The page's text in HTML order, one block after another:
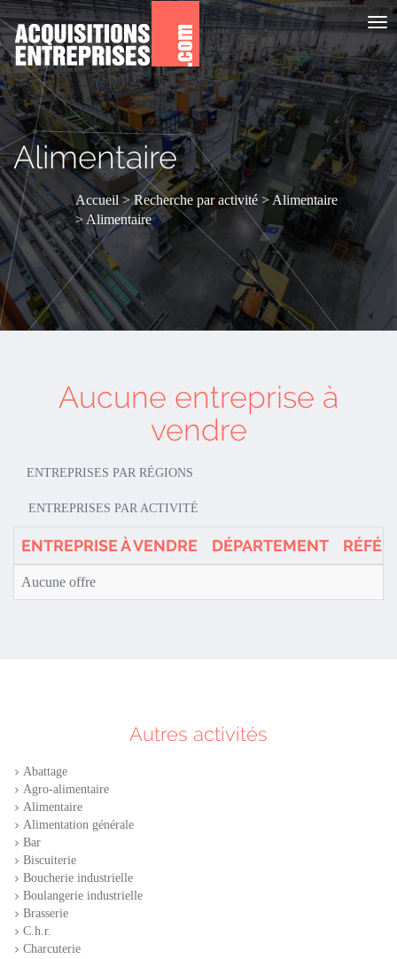
le
Alimentaire
Accueil Recherche par activité
Alimentaire
Alimentaire
Aucune entreprise à
vendre
ENTREPRISES PAR RÉGIONS
ENTREPRISES PAR ACTIVITÉ
ENTREPRISE À VENDRE DÉPARTEMENT
Aucune offre
Autres activités
Abattage
Agro-alimentaire
Alimentaire
Alimentation générale
Bar
Biscuiterie
Boucherie industrielle
Boulangerie industrielle
Brasserie
C.h.r.
Charcuterie